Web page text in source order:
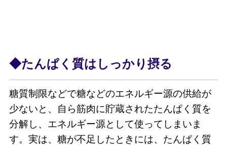
◆たんぱく質はしっかり摂る
糖質制限などで糖などのエネルギー源の供給が
少ないと、自ら筋肉に貯蔵されたたんぱく質を
分解し、エネルギー源として使ってしまいま
す。実は、糖が不足したときには、たんぱく質